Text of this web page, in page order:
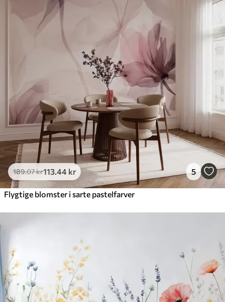
189.07kr113 .44 kr 5
Flygtige blomster i sarte pastelfarver